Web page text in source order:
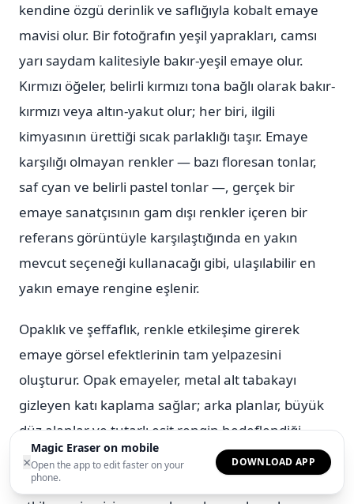
×
Magic Eraser on mobile
Open the app to edit faster on your
phone.
DOWNLOAD APP
kendine özgü derinlik ve saflığıyla kobalt emaye
mavisi olur. Bir fotoğrafın yeşil yaprakları, camsı
yarı saydam kalitesiyle bakır-yeşil emaye olur.
Kırmızı öğeler, belirli kırmızı tona bağlı olarak bakır-
kırmızı veya altın-yakut olur; her biri, ilgili
kimyasının ürettiği sıcak parlaklığı taşır. Emaye
karşılığı olmayan renkler — bazı floresan tonlar,
saf cyan ve belirli pastel tonlar —, gerçek bir
emaye sanatçısının gam dışı renkler içeren bir
referans görüntüyle karşılaştığında en yakın
mevcut seçeneği kullanacağı gibi, ulaşılabilir en
yakın emaye rengine eşlenir.
Opaklık ve şeffaflık, renkle etkileşime girerek
emaye görsel efektlerinin tam yelpazesini
oluşturur. Opak emayeler, metal alt tabakayı
gizleyen katı kaplama sağlar; arka planlar, büyük
düz alanlar ve tutarlı eşit rengin hedeflendiği
herhangi bir bölge için kullanışlıdır. Şeffaf
emayeler, metal alt tabakanın nihai rengi